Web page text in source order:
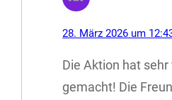
28. März 2026 um
Die Aktion hat sehr
gemacht! Die